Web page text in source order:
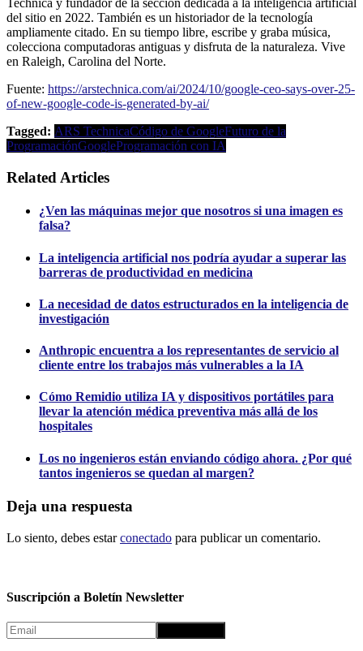
Technica y fundador de la sección dedicada a la inteligencia artificial
del sitio en 2022. También es un historiador de la tecnología
ampliamente citado. En su tiempo libre, escribe y graba música,
colecciona computadoras antiguas y disfruta de la naturaleza. Vive
en Raleigh, Carolina del Norte.
Fuente: https://arstechnica.com/ai/2024/10/google-ceo-says-over-25-
of-new-google-code-is-generated-by-ai/
Tagged: ARS TechnicaCódigo de GoogleFuturo de la
ProgramaciónGoogleProgramación con IA
Related Articles
¿Ven las máquinas mejor que nosotros si una imagen es
falsa?
La inteligencia artificial nos podría ayudar a superar las
barreras de productividad en medicina
La necesidad de datos estructurados en la inteligencia de
investigación
Anthropic encuentra a los representantes de servicio al
cliente entre los trabajos más vulnerables a la IA
Cómo Remidio utiliza IA y dispositivos portátiles para
llevar la atención médica preventiva más allá de los
hospitales
Los no ingenieros están enviando código ahora. ¿Por qué
tantos ingenieros se quedan al margen?
Deja una respuesta
Lo siento, debes estarconectado para publicar un comentario.
Suscripción a Boletín Newsletter